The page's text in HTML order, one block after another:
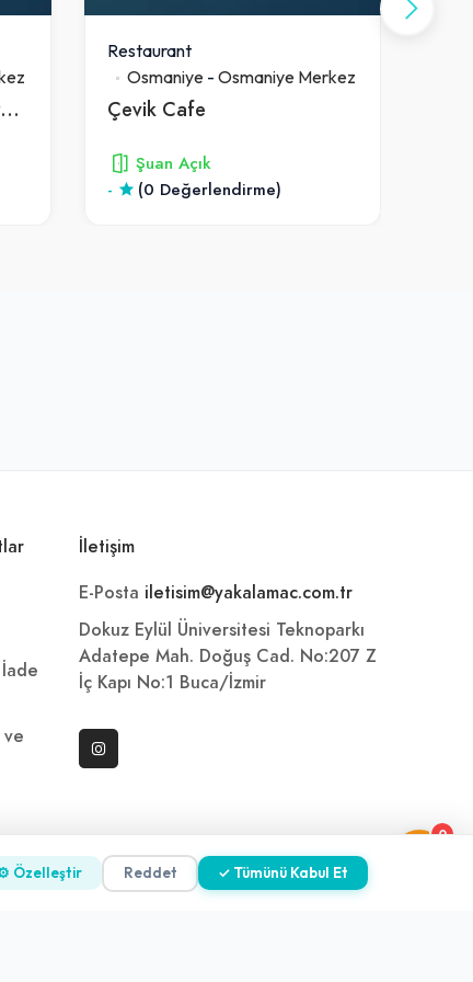
0
Osmanbey Kahvalti & Şarküteri̇
Restaurant
Osmaniye- Osmaniye Merkez
Çevik Cafe
Şuan Açık
-
(0 Değerlendirme)
ve
İletişim
E-Posta iletisim@yakalamac.com.tr
Dokuz Eylül Üniversitesi Teknoparkı
Adatepe Mah. Doğuş Cad. No:207 Z
İç Kapı No:1 Buca/İzmir
Özelleştir Reddet ✓ Tümünü Kabul Et